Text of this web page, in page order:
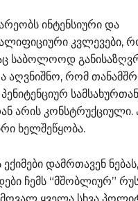
ინტენსიური და
კვლევები,
საბოლოოდ
აღვნიშნო, რომ
არის კონსტრუქციული.
ხელშეწყობა.
ექიმები დამრთავენ
ჩემს “მშობლიურ”